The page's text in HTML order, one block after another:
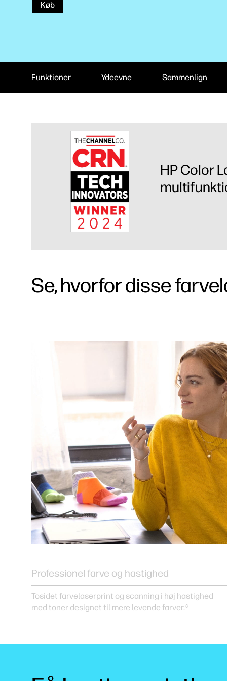
Køb
Funktioner Ydeevne Sammenlign
HP Color
Se, hvorfor disse
Professionel farve og hastighed
Tosidet farvelaserprint og scanning i høj hastighed
med toner designet til mere levende farver. 6